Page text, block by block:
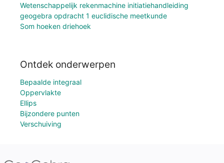
Wetenschappelijk rekenmachine initiatiehandleiding
geogebra opdracht 1 euclidische meetkunde
Som hoeken driehoek
Ontdek onderwerpen
Bepaalde integraal
Oppervlakte
Ellips
Bijzondere punten
Verschuiving